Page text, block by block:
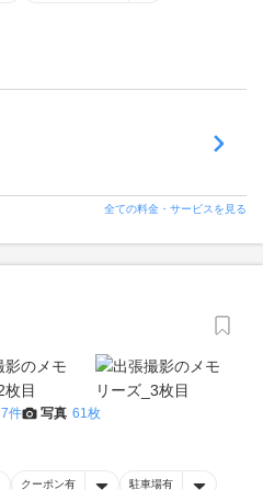
全ての料金・サービスを見る
7件 写真 61枚
クーポン有 駐車場有